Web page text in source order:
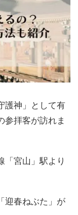
護神」として有
参拝客が訪れま
「宮山」駅より
迎春ねぶた」が